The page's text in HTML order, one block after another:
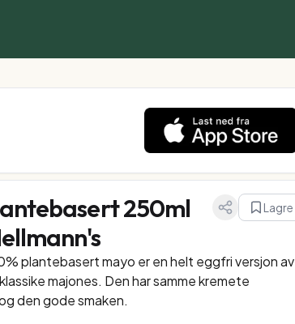
250ml
Lagre
plantebasert mayo er en helt eggfri versjon av
majones. Den har samme kremete
den gode smaken.